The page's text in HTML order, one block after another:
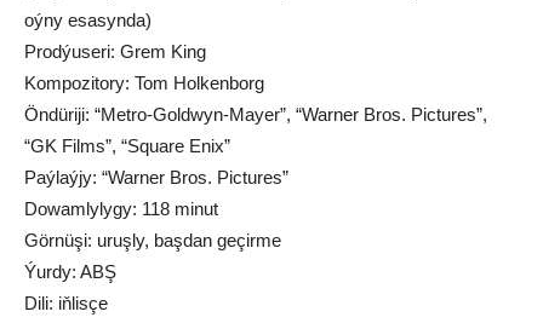
oýny esasynda)
Prodýuseri: Grem King
Kompozitory: Tom Holkenborg
Öndüriji: “Metro-Goldwyn-Mayer”, “Warner Bros. Pictures”,
“GK Films”, “Square Enix”
Paýlaýjy: “Warner Bros. Pictures”
Dowamlylygy: 118 minut
Görnüşi: uruşly, başdan geçirme
Ýurdy: ABŞ
Dili: iňlisçe